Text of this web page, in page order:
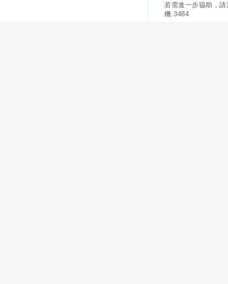
若需進一步協助，
機:3484